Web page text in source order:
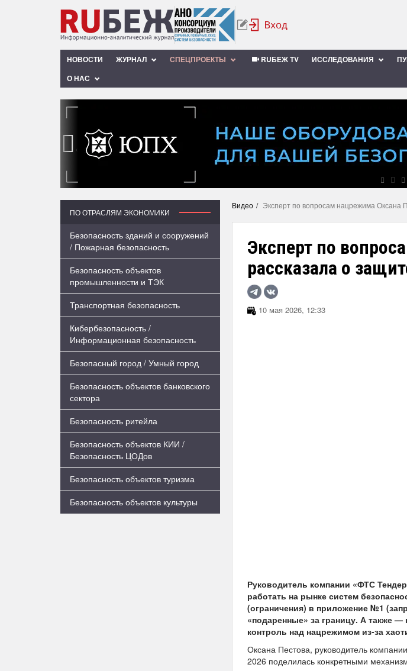
НОВОСТИ ЖУРНАЛ СПЕЦПРОЕКТЫ RUБЕЖ TV ИССЛЕДОВАНИЯ
О НАС
‹
ПО ОТРАСЛЯМ ЭКОНОМИКИ
Безопасность зданий и сооружений
/ Пожарная безопасность
Безопасность объектов
промышленности и ТЭК
Транспортная безопасность
Кибербезопасность /
Информационная безопасность
Безопасный город / Умный город
Безопасность объектов банковского
сектора
Безопасность ритейла
Безопасность объектов КИИ /
Безопасность ЦОДов
Безопасность объектов туризма
Безопасность объектов культуры
Видео Эксперт по вопросам нацрежима Оксана
Эксперт по
рассказала о
10 мая 2026, 12:33
Руководитель компании «ФТС
работать на рынке систем
(ограничения) в приложение №1
«подаренные» за границу. А также
контроль над нацрежимом из-за
Оксана Пестова, руководитель
2026 поделилась конкретными